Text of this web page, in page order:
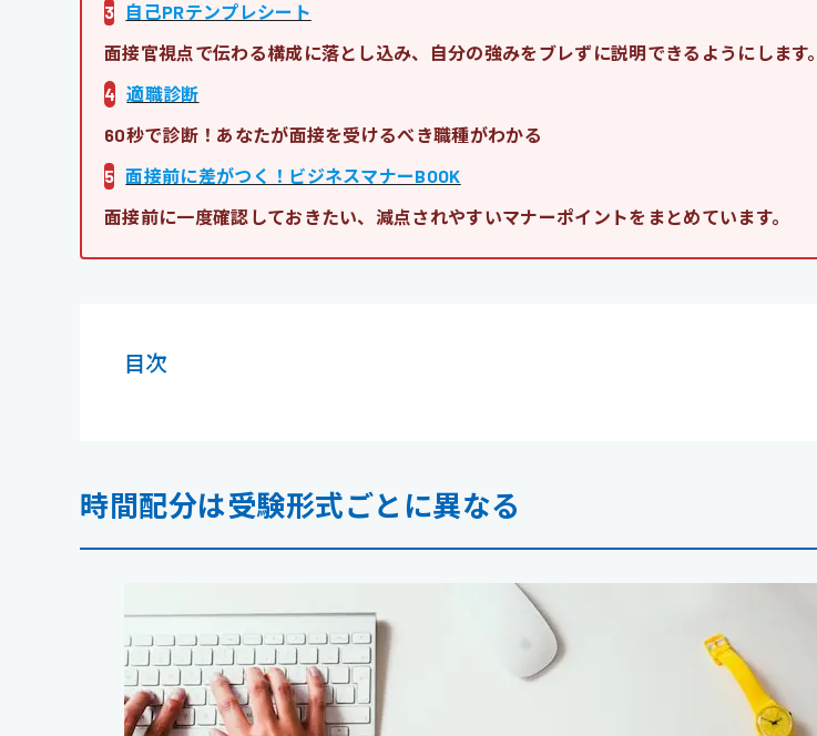
3
自己PRテンプレシート
面接官視点で伝わる構成に落とし込み、自分の強みをブレずに説明できるようにします。
4 適職診断
60秒で診断！あなたが面接を受けるべき職種がわかる
5 面接前に差がつく！ビジネスマナーBOOK
面接前に一度確認しておきたい、減点されやすいマナーポイントをまとめています。
目次
時間配分は受験形式ごとに異なる